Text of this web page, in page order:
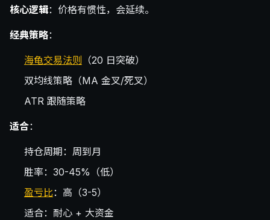
核心逻辑：价格有惯性，会延续。
经典策略：
海龟交易法则 （20 日突破）
双均线策略（MA 金叉/死叉）
ATR 跟随策略
适合：
持仓周期：周到月
胜率：30-45%（低）
盈亏比：高（3-5）
适合：耐心 + 大资金